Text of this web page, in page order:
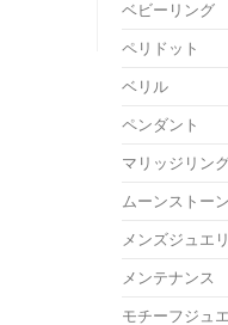
ベビーリング
ペリドット
ベリル
ペンダント
マリッジリン
ムーンストーン
メンズジュエ
メンテナンス
モチーフジュ